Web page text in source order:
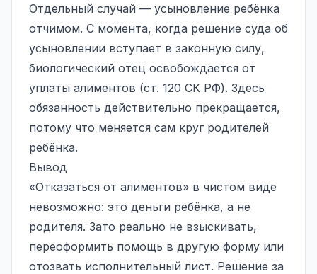
Отдельный случай — усыновление ребёнка
отчимом. С момента, когда решение суда об
усыновлении вступает в законную силу,
биологический отец освобождается от
уплаты алиментов (ст. 120 СК РФ). Здесь
обязанность действительно прекращается,
потому что меняется сам круг родителей
ребёнка.
Вывод
«Отказаться от алиментов» в чистом виде
невозможно: это деньги ребёнка, а не
родителя. Зато реально не взыскивать,
переоформить помощь в другую форму или
отозвать исполнительный лист. Решение за